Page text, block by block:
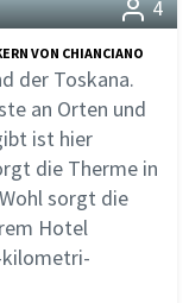
4
VON CHIANCIANO
der Toskana.
an Orten und
ist hier
die Therme in
sorgt die
Hotel
kilometri-